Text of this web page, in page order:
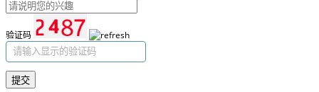
验证码
提交